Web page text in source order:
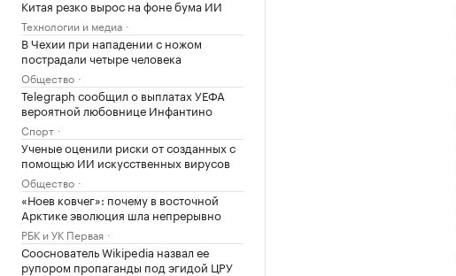
Китая резко вырос на фоне бума ИИ
Технологии и медиа
В Чехии при нападении с ножом
пострадали четыре человека
Общество
Telegraph сообщил о выплатах УЕФА
вероятной любовнице Инфантино
Спорт
Ученые оценили риски от созданных с
помощью ИИ искусственных вирусов
Общество
«Ноев ковчег»: почему в восточной
Арктике эволюция шла непрерывно
РБК и УК Первая
Сооснователь Wikipedia назвал ее
рупором пропаганды под эгидой ЦРУ